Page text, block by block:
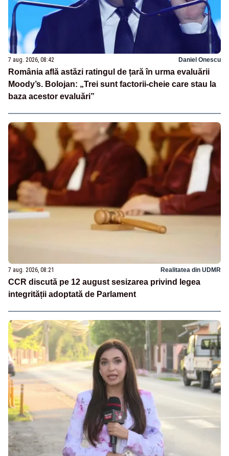
7 aug. 2026, 08:42 Daniel Onescu
România află astăzi ratingul de țară în urma evaluării
Moody’s. Bolojan: „Trei sunt factorii-cheie care stau la
baza acestor evaluări”
7 aug. 2026, 08:21 Realitatea din UDMR
CCR discută pe 12 august sesizarea privind legea
integrității adoptată de Parlament